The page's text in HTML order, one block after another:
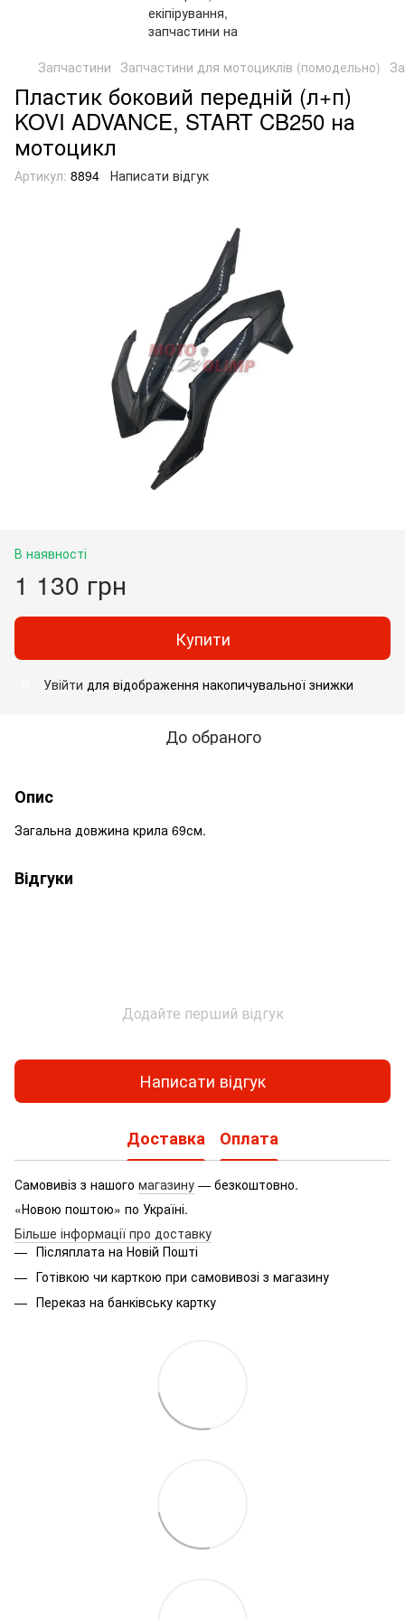
Запчастини Запчастини для мотоциклів (помодельно)
Пластик боковий передній (л+п)
KOVI ADVANCE, START CB250 на
мотоцикл
Артикул: 8894 Написати відгук
В наявності
1 130 грн
Купити
Увійти для відображення накопичувальної знижки
До обраного
Опис
Загальна довжина крила 69см.
Відгуки
Додайте перший відгук
Написати відгук
Доставка Оплата
Самовивіз з нашого магазину — безкоштовно.
«Новою поштою» по Україні.
Більше інформації про доставку
Післяплата на Новій Пошті
Готівкою чи карткою при самовивозі з магазину
Переказ на банківську картку